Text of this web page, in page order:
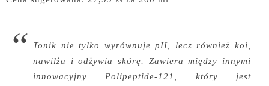
Tonik nie tylko wyrównuje pH, lecz również koi,
nawilża i odżywia skórę. Zawiera między innymi
innowacyjny Polipeptide-121, który jest